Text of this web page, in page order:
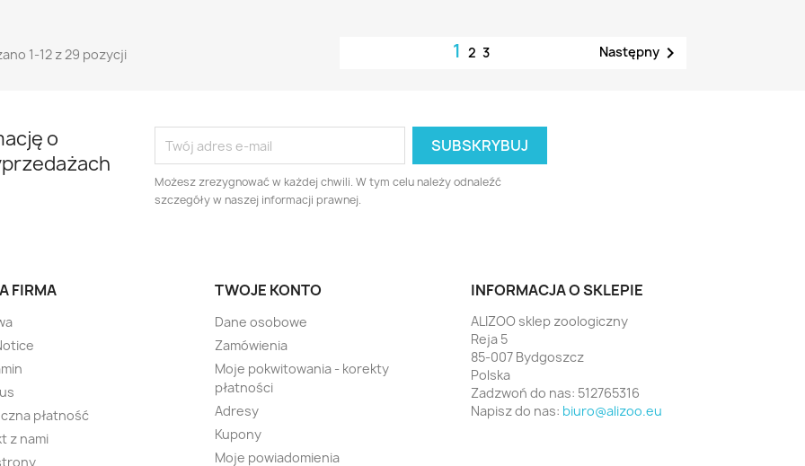
1-12 z 29 pozycji 1 2 3 Następny
o
Możesz zrezygnować w każdej chwili. W tym celu należy odnaleźć
szczegóły w naszej informacji prawnej.
FIRMA
płatność
z nami
TWOJE KONTO
Dane osobowe
Zamówienia
Moje pokwitowania - korekty
płatności
Adresy
Kupony
Moje powiadomienia
INFORMACJA O SKLEPIE
ALIZOO sklep zoologiczny
Reja 5
85-007 Bydgoszcz
Polska
Zadzwoń do nas: 512765316
Napisz do nas: biuro@alizoo.eu